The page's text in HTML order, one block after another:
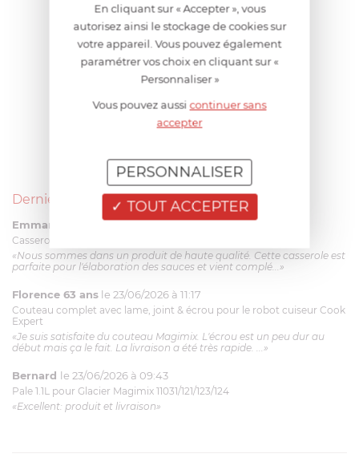
Derniers avis produits
Emmanuel 56 ansle 23/06/2026 à 12:04
Casserole mini 9 cm Castelpro 5 ply poignée fixe
«Nous sommes dans un produit de haute qualité. Cette casserole est
parfaite pour l'élaboration des sauces et vient complé...»
Florence 63 ans le 23/06/2026 à 11:17
Couteau complet avec lame, joint & écrou pour le robot cuiseur Cook
Expert
«Je suis satisfaite du couteau Magimix. L'écrou est un peu dur au
début mais ça le fait. La livraison a été très rapide. ...»
Bernard le 23/06/2026 à 09:43
Pale 1.1L pour Glacier Magimix 11031/121/123/124
«Excellent: produit et livraison»
En cliquant sur « Accepter », vous
autorisez ainsi le stockage de cookies sur
votre appareil. Vous pouvez également
paramétrer vos choix en cliquant sur «
Personnaliser »
Vous pouvez aussicontinuer sans
accepter
TOUT ACCEPTER
PERSONNALISER